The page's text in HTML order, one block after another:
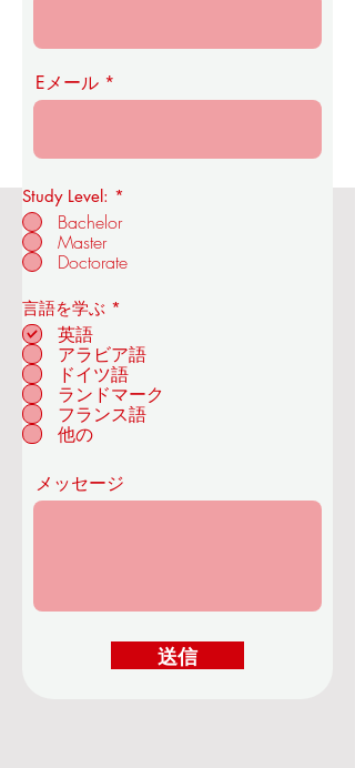
OUS王立経済技術アカデミー
チューリッヒ - スイ
ス
Study Level:
Bachelor
Doctorate
言語を学ぶ *必
須
項
目
英語
アラビア語
ドイツ語
ランドマーク
他の